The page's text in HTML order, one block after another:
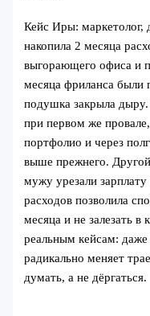
Кейс Иры: маркетолог,
накопила 2 месяца
выгорающего офиса и
месяца фриланса были
подушка закрыла
при первом же
портфолио и через
выше прежнего.
мужу урезали
расходов позволила
месяца и не залезать
реальным кейсам:
радикально меняет
думать, а не дёргаться.